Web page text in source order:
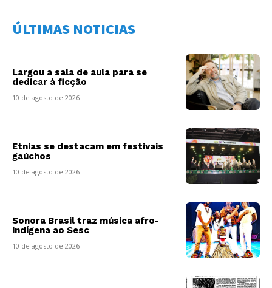
ÚLTIMAS NOTICIAS
Largou a sala de aula para se
dedicar à ficção
10 de agosto de 2026
Etnias se destacam em festivais
gaúchos
10 de agosto de 2026
Sonora Brasil traz música afro-
indígena ao Sesc
10 de agosto de 2026